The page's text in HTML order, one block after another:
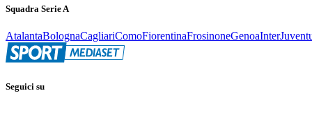
Squadra Serie A
AtalantaBolognaCagliariComoFiorentinaFrosinoneGenoaInter
Seguici su